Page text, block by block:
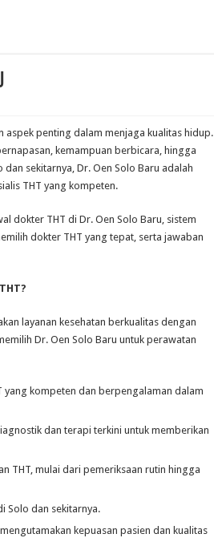
aspek penting dalam menjaga kualitas hidup.
kemampuan berbicara, hingga
sekitarnya, Dr. Oen Solo Baru adalah
THT yang kompeten.
dokter THT di Dr. Oen Solo Baru, sistem
dokter THT yang tepat, serta jawaban
layanan kesehatan berkualitas dengan
Dr. Oen Solo Baru untuk perawatan
yang kompeten dan berpengalaman dalam
dan terapi terkini untuk memberikan
THT, mulai dari pemeriksaan rutin hingga
Solo dan sekitarnya.
kepuasan pasien dan kualitas